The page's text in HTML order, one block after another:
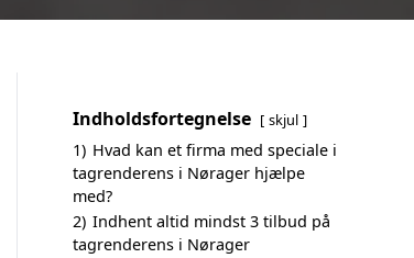
Indholdsfortegnelse skjul
1) Hvad kan et firma med speciale i
tagrenderens i Nørager hjælpe
med?
2) Indhent altid mindst 3 tilbud på
tagrenderens i Nørager